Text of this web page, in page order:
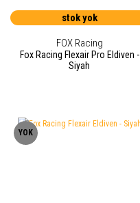
stok yok
FOX Racing
Fox Racing Flexair Pro Eldiven -
Siyah
YOK